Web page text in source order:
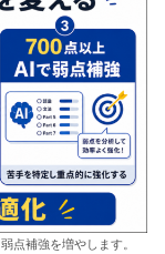
点補強を増やします。